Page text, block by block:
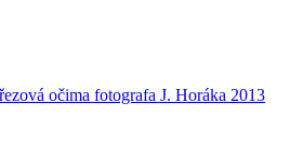
očima fotografa J. Horáka 2013